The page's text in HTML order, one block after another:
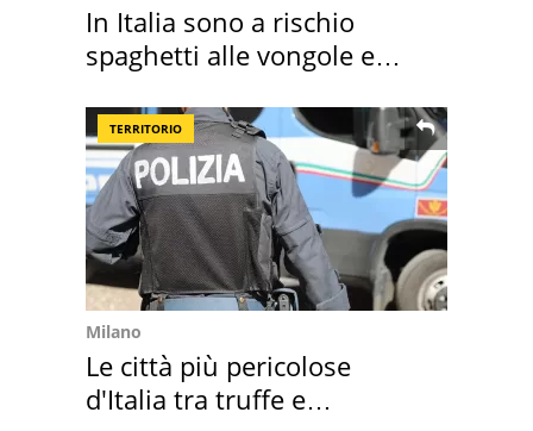
In Italia sono a rischio
spaghetti alle vongole e
TERRITORIO
Milano
Le città più pericolose
d'Italia tra truffe e